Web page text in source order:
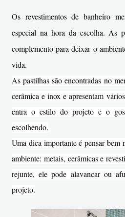
Os revestimentos de banheiro
especial na hora da escolha. As
complemento para deixar o
vida.
As pastilhas são encontradas no
cerâmica e inox e apresentam
entra o estilo do projeto e o
escolhendo.
Uma dica importante é pensar bem
ambiente: metais, cerâmicas e
rejunte, ele pode alavancar ou
projeto.